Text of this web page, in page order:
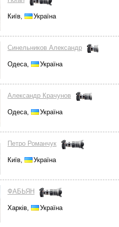
Київ, Україна
Синельников Александр
Одеса, Україна
Александр Крачунов
Одеса, Україна
Петро Романчук
Київ, Україна
ФАБЬЯН
Харків, Україна